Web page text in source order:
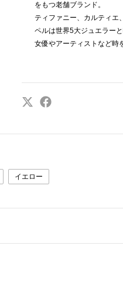
をもつ老舗ブランド。
ティファニー、カルティエ
ペルは世界5大ジュエラー
女優やアーティストなど時
イエロー